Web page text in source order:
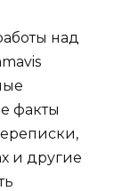
над
факты
и другие